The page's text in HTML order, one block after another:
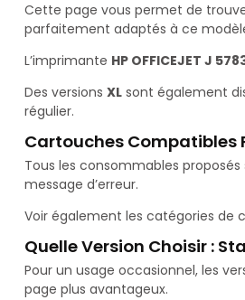
Cette page vous permet de
parfaitement adaptés à ce
L’imprimante HP OFFICEJET J
Des versions XL sont également
régulier.
Cartouches Compatibles
Tous les consommables
message d’erreur.
Voir également les catégories de
Quelle Version Choisir :
Pour un usage occasionnel, les
page plus avantageux.